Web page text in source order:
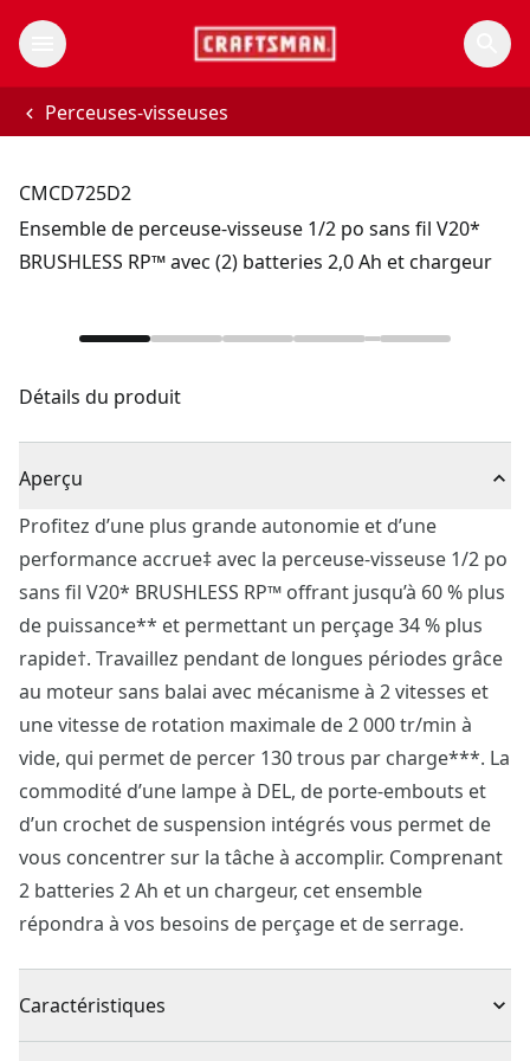
Perceuses-visseuses
CMCD725D2
Ensemble de perceuse-visseuse 1/2 po sans fil V20*
BRUSHLESS RP™ avec (2) batteries 2,0 Ah et chargeur
Détails du produit
Aperçu
Profitez d’une plus grande autonomie et d’une
performance accrue‡ avec la perceuse-visseuse 1/2 po
sans fil V20* BRUSHLESS RP™ offrant jusqu’à 60 % plus
de puissance** et permettant un perçage 34 % plus
rapide†. Travaillez pendant de longues périodes grâce
au moteur sans balai avec mécanisme à 2 vitesses et
une vitesse de rotation maximale de 2 000 tr/min à
vide, qui permet de percer 130 trous par charge***. La
commodité d’une lampe à DEL, de porte-embouts et
d’un crochet de suspension intégrés vous permet de
vous concentrer sur la tâche à accomplir. Comprenant
2 batteries 2 Ah et un chargeur, cet ensemble
répondra à vos besoins de perçage et de serrage.
Caractéristiques